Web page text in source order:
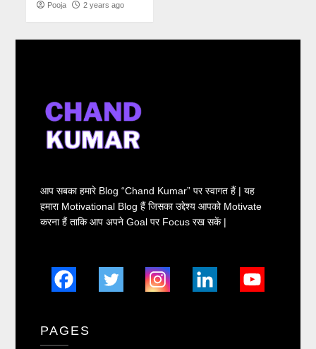
Pooja 2 years ago
आप सबका हमारे Blog “Chand Kumar” पर स्वागत हैं | यह
हमारा Motivational Blog हैं जिसका उद्देश्य आपको Motivate
करना हैं ताकि आप अपने Goal पर Focus रख सकें |
PAGES